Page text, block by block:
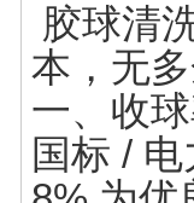
胶球清
本，无
一、收
国标 /